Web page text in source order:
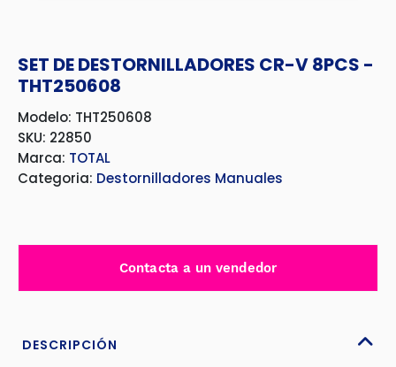
SET DE DESTORNILLADORES CR-V 8PCS -
THT250608
Modelo: THT250608
SKU: 22850
Marca: TOTAL
Categoria: Destornilladores Manuales
Contacta a un vendedor
DESCRIPCIÓN